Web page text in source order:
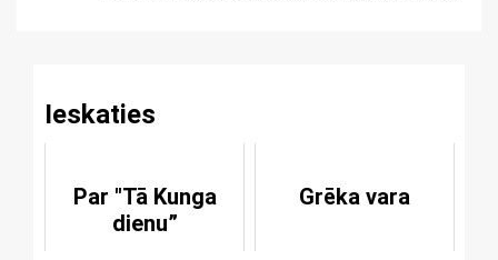
Ieskaties
Par "Tā Kunga
dienu”
Grēka vara